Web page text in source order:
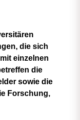
die sich
einzelnen
die
sowie die
Forschung,